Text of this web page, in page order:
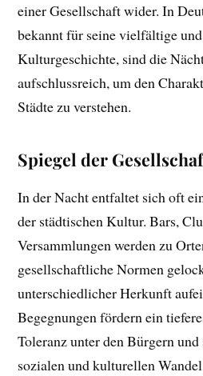
einer Gesellschaft wider. In
bekannt für seine vielfältige
Kulturgeschichte, sind die
aufschlussreich, um den
Städte zu verstehen.
Spiegel der
In der Nacht entfaltet sich oft
der städtischen Kultur. Bars,
Versammlungen werden zu
gesellschaftliche Normen
unterschiedlicher Herkunft
Begegnungen fördern ein
Toleranz unter den Bürgern
sozialen und kulturellen